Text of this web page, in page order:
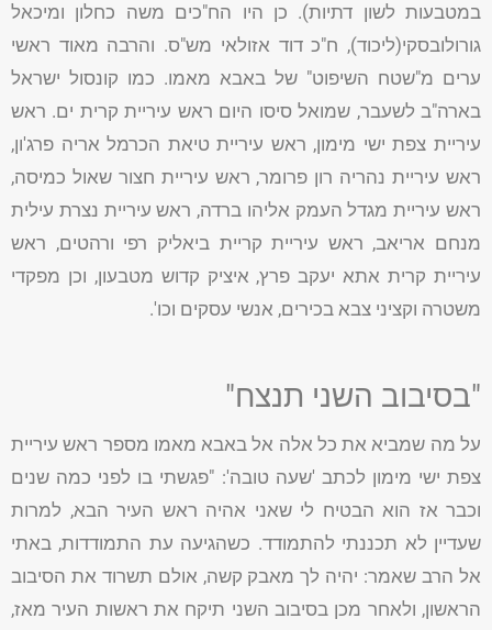
במטבעות לשון דתיות). כן היו הח"כים משה כחלון ומיכאל
גורולובסקי(ליכוד), ח"כ דוד אזולאי מש"ס. והרבה מאוד ראשי
ערים מ"שטח השיפוט" של באבא מאמו. כמו קונסול ישראל
בארה"ב לשעבר, שמואל סיסו היום ראש עיריית קרית ים. ראש
עיריית צפת ישי מימון, ראש עיריית טיאת הכרמל אריה פרג'ון,
ראש עיריית נהריה רון פרומר, ראש עיריית חצור שאול כמיסה,
ראש עיריית מגדל העמק אליהו ברדה, ראש עיריית נצרת עילית
מנחם אריאב, ראש עיריית קריית ביאליק רפי ורהטים, ראש
עיריית קרית אתא יעקב פרץ, איציק קדוש מטבעון, וכן מפקדי
משטרה וקציני צבא בכירים, אנשי עסקים וכו'.
"בסיבוב השני תנצח"
על מה שמביא את כל אלה אל באבא מאמו מספר ראש עיריית
צפת ישי מימון לכתב 'שעה טובה': "פגשתי בו לפני כמה שנים
וכבר אז הוא הבטיח לי שאני אהיה ראש העיר הבא, למרות
שעדיין לא תכננתי להתמודד. כשהגיעה עת התמודדות, באתי
אל הרב שאמר: יהיה לך מאבק קשה, אולם תשרוד את הסיבוב
הראשון, ולאחר מכן בסיבוב השני תיקח את ראשות העיר מאז,